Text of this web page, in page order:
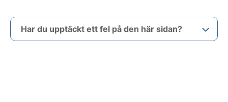
Har du upptäckt ett fel på den här sidan?